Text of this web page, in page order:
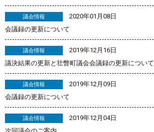
議会情報
2020年01月08日
会議録の更新について
議会情報
2019年12月16日
議決結果の更新と壮瞥町議会会議録の更新について
議会情報
2019年12月09日
会議録の更新について
議会情報
2019年12月04日